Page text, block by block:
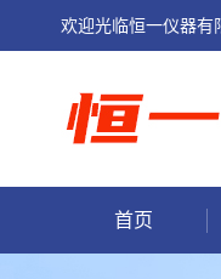
欢迎光临恒一仪器有
首页